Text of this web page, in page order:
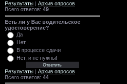
Результаты
Архив опросов
Всего ответов: 49
Есть ли у Вас водительское
удостоверение?
Да
Нет
В процессе сдачи
Нет, и не нужны!
Результаты | Архив опросов
Всего ответов: 44